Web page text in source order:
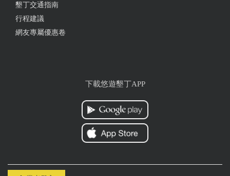
墾丁交通指南
行程建議
網友專屬優惠卷
下載悠遊墾丁APP